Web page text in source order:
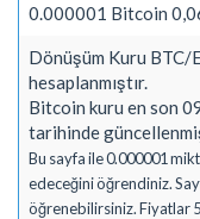
0.000001 Bitcoin
Dönüşüm Kuru BTC/
hesaplanmıştır.
Bitcoin kuru en son
tarihinde
Bu sayfa ile 0.000001
edeceğini öğrendiniz.
öğrenebilirsiniz. Fiyatlar